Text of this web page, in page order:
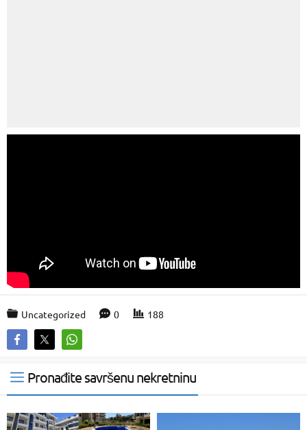
Uncategorized 0 188
Pronađite savršenu nekretninu